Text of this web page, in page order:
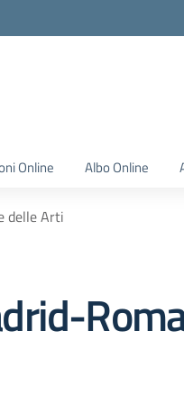
Online Albo Online
delle Arti